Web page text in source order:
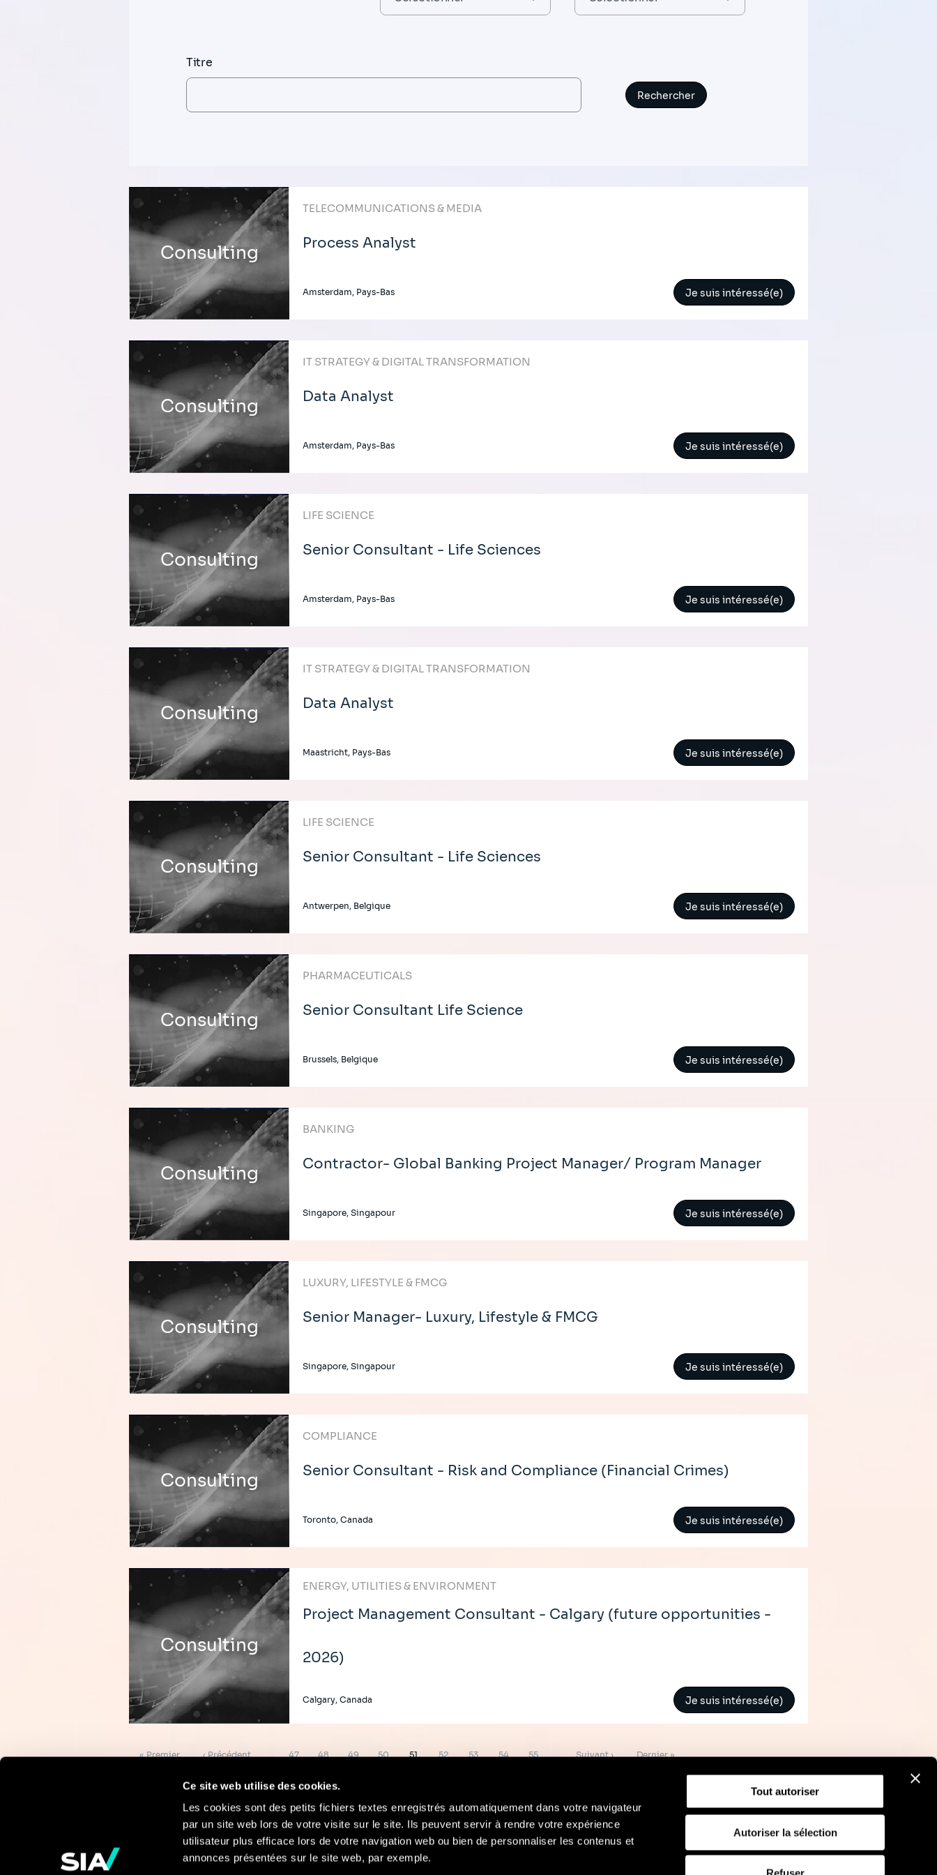
Ce site web utilise des cookies.
Les cookies sont des petits fichiers textes enregistrés automatiquement dans votre navigateur
par un site web lors de votre visite sur le site. Ils peuvent servir à rendre votre expérience
utilisateur plus efficace lors de votre navigation web ou bien de personnaliser les contenus et
annonces présentées sur le site web, par exemple.
Tout autoriser
Autoriser la sélection
Titre
Consulting
TELECOMMUNICATIONS & MEDIA
Process Analyst
Amsterdam, Pays-Bas Je suis intéressé(e)
Consulting
IT STRATEGY & DIGITAL TRANSFORMATION
Data Analyst
Amsterdam, Pays-Bas Je suis intéressé(e)
Consulting
LIFE SCIENCE
Senior Consultant - Life Sciences
Amsterdam, Pays-Bas Je suis intéressé(e)
Consulting
IT STRATEGY & DIGITAL TRANSFORMATION
Data Analyst
Maastricht, Pays-Bas Je suis intéressé(e)
Consulting
LIFE SCIENCE
Senior Consultant - Life Sciences
Antwerpen, Belgique Je suis intéressé(e)
Consulting
PHARMACEUTICALS
Senior Consultant Life Science
Brussels, Belgique Je suis intéressé(e)
Consulting
BANKING
Contractor- Global Banking Project Manager/ Program Manager
Singapore, Singapour Je suis intéressé(e)
Consulting
LUXURY, LIFESTYLE & FMCG
Senior Manager- Luxury, Lifestyle & FMCG
Singapore, Singapour Je suis intéressé(e)
Consulting
COMPLIANCE
Senior Consultant - Risk and Compliance (Financial Crimes)
Toronto, Canada Je suis intéressé(e)
Consulting
ENERGY, UTILITIES & ENVIRONMENT
Project Management Consultant - Calgary (future opportunities -
2026)
Calgary, Canada Je suis intéressé(e)
Première
« Premier
Page
‹ Précédent … Page
47 Page
48 Page
49 Page
50 Page
51 Page
52 Page
53 Page
54 Page
55 …
Page
Suivant ›
Dernière
Dernier »
Pour en savoir Contact Mentions Légales Politique d'utilisation des cookies